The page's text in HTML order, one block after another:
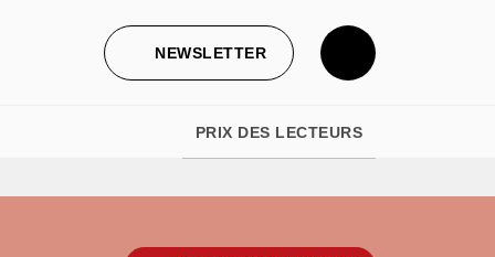
NEWSLETTER
PRIX DES LECTEURS